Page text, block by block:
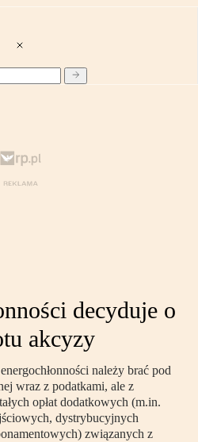
decyduje o
akcyzy
należy brać pod
wraz z podatkami, ale z
opłat dodatkowych (m.in.
dystrybucyjnych
związanych z